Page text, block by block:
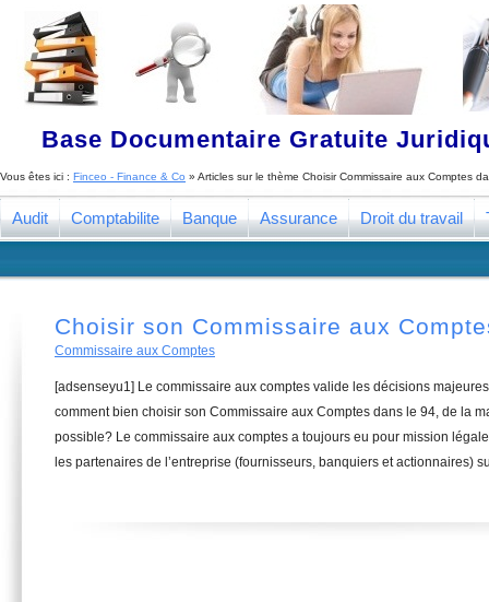
Base Documentaire Gratuite
Vous êtes ici : Finceo - Finance & Co » Articles sur le thème Choisir Commissaire aux Comptes
Audit Comptabilite Banque Assurance Droit du travail
Choisir son Commissaire aux
Commissaire aux Comptes
[adsenseyu1] Le commissaire aux comptes valide les décisions
comment bien choisir son Commissaire aux Comptes dans le 94, de la
possible? Le commissaire aux comptes a toujours eu pour mission
les partenaires de l’entreprise (fournisseurs, banquiers et actionnaires)